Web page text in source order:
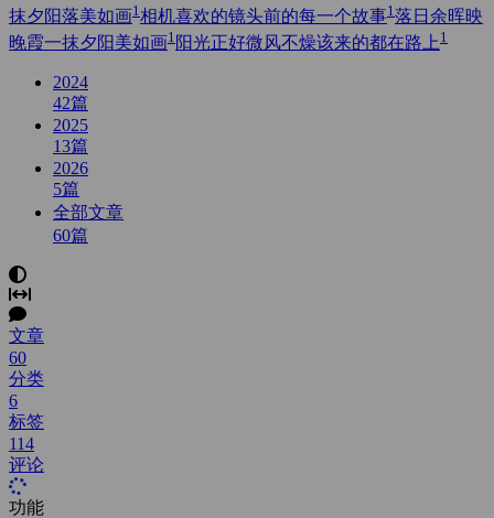
抹夕阳落美如画1 相机喜欢的镜头前的每一个故事1 落日余晖映
晚霞一抹夕阳美如画1 阳光正好微风不燥该来的都在路上 1
2024
42篇
2025
13篇
2026
5篇
全部文章
60篇
文章
60
分类
6
标签
114
评论
功能